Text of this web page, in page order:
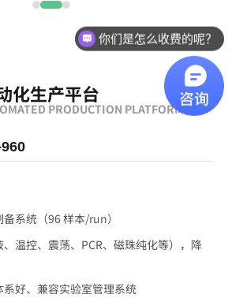
化生产平台
PRODUCTION PLATFORM
系统（96 样本/run）
温控、震荡、PCR、磁珠纯化等），降
好、兼容实验室管理系统
你们是怎么收费的呢？